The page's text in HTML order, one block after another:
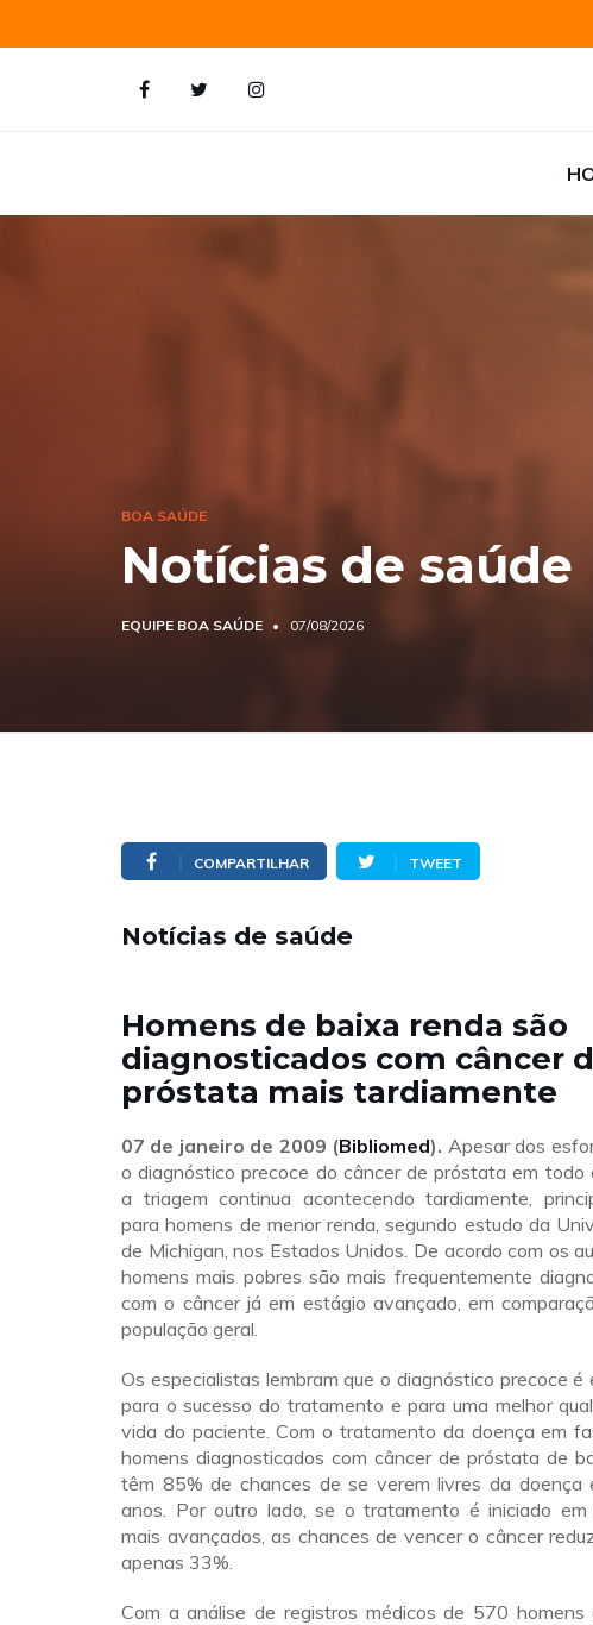
BOA SAÚDE
Notícias de saúde
EQUIPE BOA SAÚDE 07/08/2026
COMPARTILHAR TWEET
Notícias de saúde
Homens de baixa renda são
diagnosticados com câncer
próstata mais tardiamente
07 de janeiro de 2009 (Bibliomed). Apesar dos
o diagnóstico precoce do câncer de próstata em todo
a triagem continua acontecendo tardiamente,
para homens de menor renda, segundo estudo da
de Michigan, nos Estados Unidos. De acordo com os
homens mais pobres são mais frequentemente
com o câncer já em estágio avançado, em
população geral.
Os especialistas lembram que o diagnóstico precoce é
para o sucesso do tratamento e para uma melhor
vida do paciente. Com o tratamento da doença em
homens diagnosticados com câncer de próstata de
têm 85% de chances de se verem livres da doença
anos. Por outro lado, se o tratamento é iniciado em
mais avançados, as chances de vencer o câncer
apenas 33%.
Com a análise de registros médicos de 570 homens